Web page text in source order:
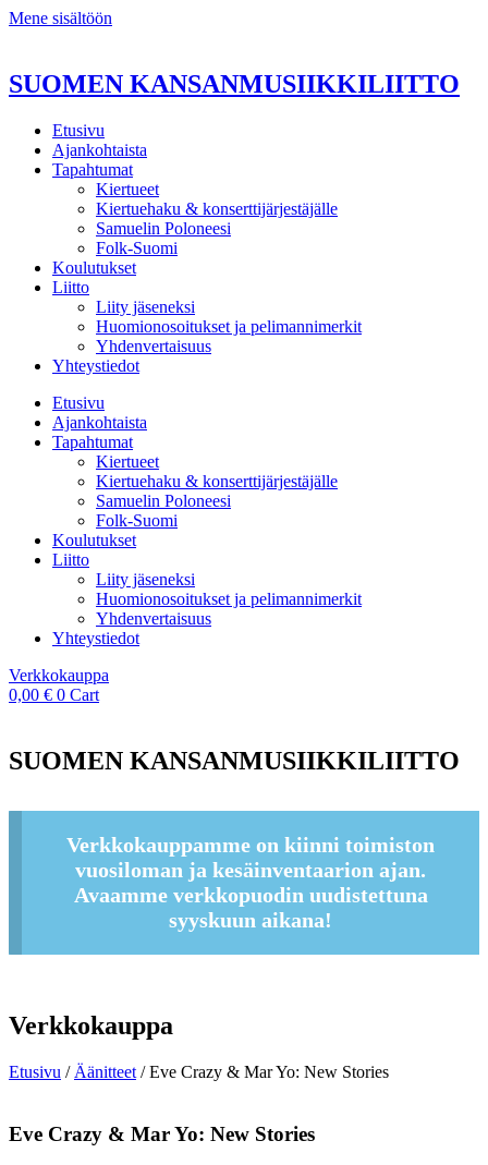
Mene sisältöön
SUOMEN KANSANMUSIIKKILIITTO
Etusivu
Ajankohtaista
Tapahtumat
Kiertueet
Kiertuehaku & konserttijärjestäjälle
Samuelin Poloneesi
Folk-Suomi
Koulutukset
Liitto
Liity jäseneksi
Huomionosoitukset ja pelimannimerkit
Yhdenvertaisuus
Yhteystiedot
Etusivu
Ajankohtaista
Tapahtumat
Kiertueet
Kiertuehaku & konserttijärjestäjälle
Samuelin Poloneesi
Folk-Suomi
Koulutukset
Liitto
Liity jäseneksi
Huomionosoitukset ja pelimannimerkit
Yhdenvertaisuus
Yhteystiedot
Verkkokauppa
0,00 € 0 Cart
SUOMEN KANSANMUSIIKKILIITTO
Verkkokauppamme on kiinni toimiston
vuosiloman ja kesäinventaarion ajan.
Avaamme verkkopuodin uudistettuna
syyskuun aikana!
Verkkokauppa
Etusivu / Äänitteet / Eve Crazy & Mar Yo: New Stories
Eve Crazy & Mar Yo: New Stories